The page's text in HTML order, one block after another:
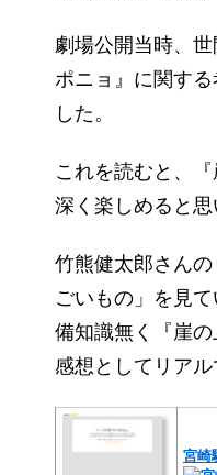
劇場公開当時、
ポニョ』に関す
した。
これを読むと、
深く楽しめると思
竹熊健太郎さん
ごいもの」を見
備知識無く『崖
感想としてリアル
宮崎